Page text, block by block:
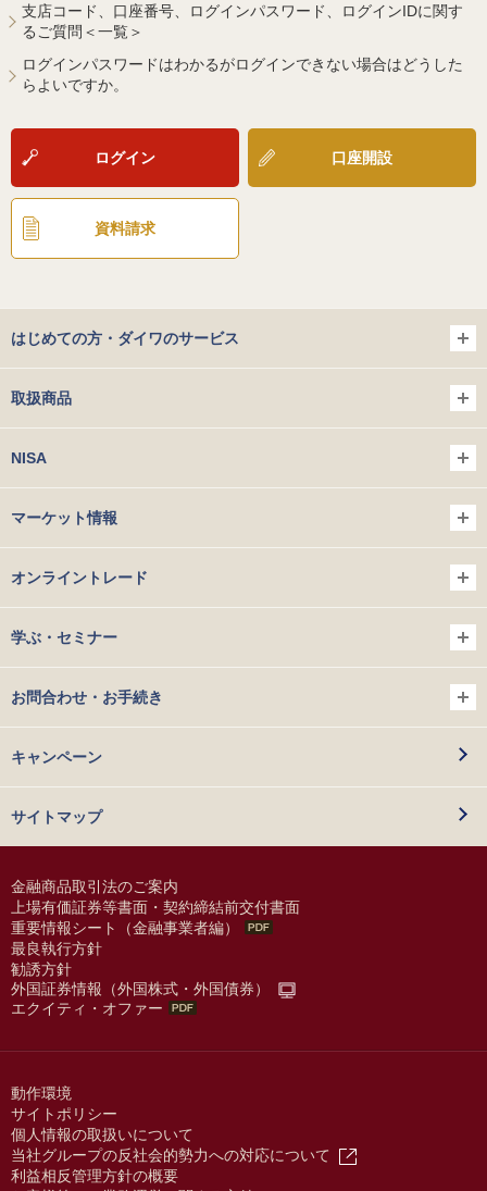
支店コード、口座番号、ログインパスワード、ログインIDに関す
るご質問＜一覧＞
ログインパスワードはわかるがログインできない場合はどうした
らよいですか。
ログイン 口座開設
資料請求
はじめての方・ダイワのサービス
取扱商品
NISA
マーケット情報
オンライントレード
学ぶ・セミナー
お問合わせ・お手続き
キャンペーン
サイトマップ
金融商品取引法のご案内
上場有価証券等書面・契約締結前交付書面
重要情報シート（金融事業者編）
最良執行方針
勧誘方針
外国証券情報（外国株式・外国債券）
エクイティ・オファー
動作環境
サイトポリシー
個人情報の取扱いについて
当社グループの反社会的勢力への対応について
利益相反管理方針の概要